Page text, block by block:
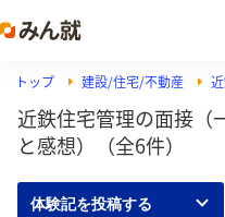
トップ 建設/住宅/不動産
近鉄住宅管理の面接（
と感想）（全6件）
体験記を投稿する